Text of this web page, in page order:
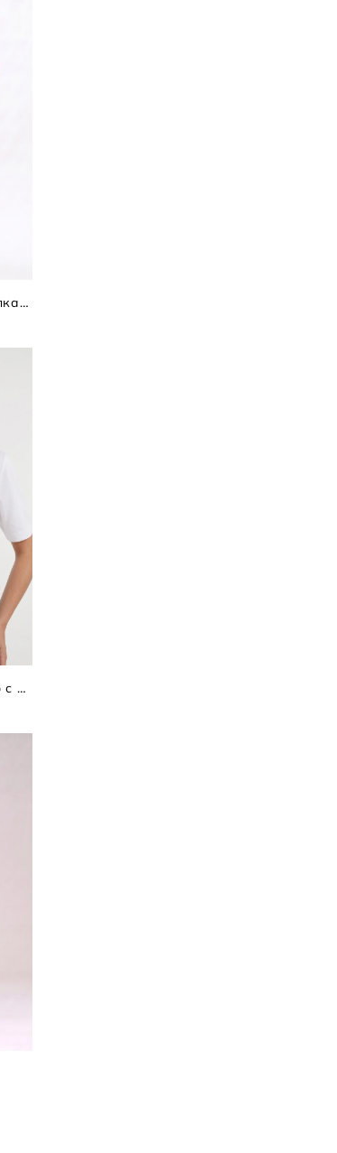
Брюки-палаццо со стрелками в полоску
Трикотажное белое поло с коротким рукавом